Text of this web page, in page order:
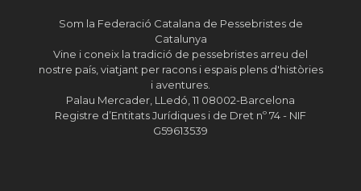
Som la Federació Catalana de Pessebristes de
Catalunya
Vine i coneix la tradició de pessebristes arreu del
nostre país, viatjant per racons i espais plens d'històries
i aventures.
Palau Mercader, LLedó, 11 08002-Barcelona
Registre d’Entitats Jurídiques i de Dret nº 74 - NIF
G59613539